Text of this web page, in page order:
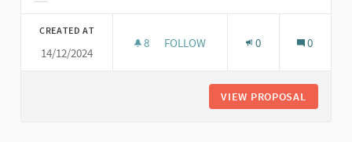
CREATED AT
14/12/2024
8 8 FOLLOWERS
FOLLOW 0 0
VIEW PROPOSAL